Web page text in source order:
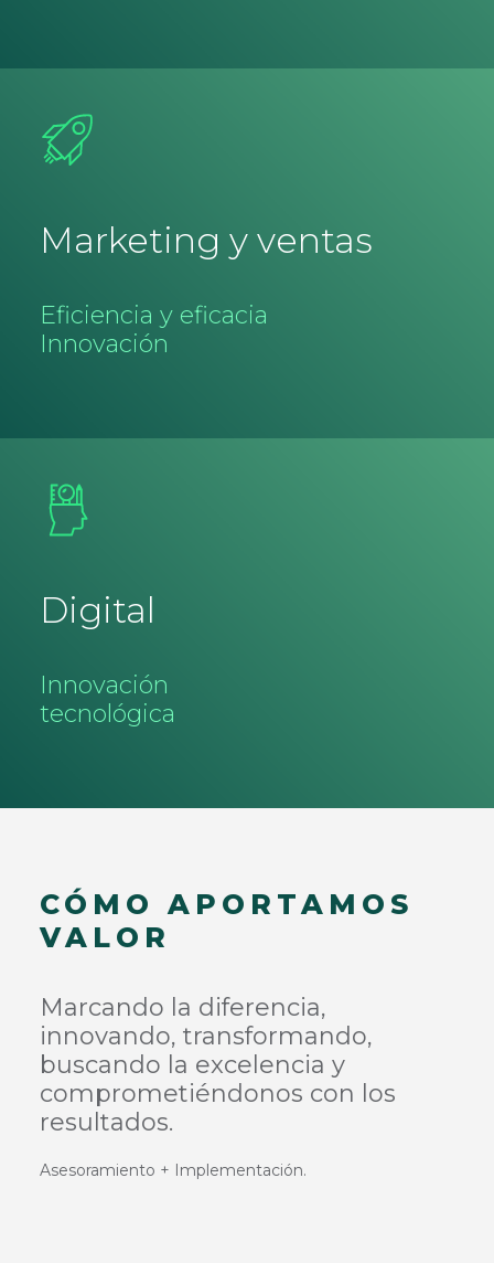
Marketing y ventas
Eficiencia y eficacia
Innovación
Digital
Innovación
tecnológica
CÓMO APORTAMOS
VALOR
Marcando la diferencia,
innovando, transformando,
buscando la excelencia y
comprometiéndonos con los
resultados.
Asesoramiento + Implementación.